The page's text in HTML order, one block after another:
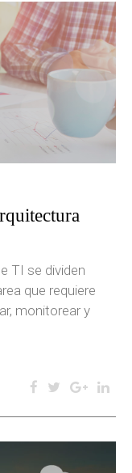
TI se dividen
que requiere
monitorear y